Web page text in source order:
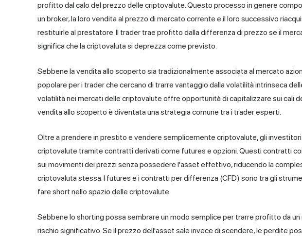
profitto dal calo del prezzo delle criptovalute. Questo processo in genere
un broker, la loro vendita al prezzo di mercato corrente e il loro successivo
restituirle al prestatore. Il trader trae profitto dalla differenza di prezzo se il
significa che la criptovaluta si deprezza come previsto.
Sebbene la vendita allo scoperto sia tradizionalmente associata al mercato
popolare per i trader che cercano di trarre vantaggio dalla volatilità intrinseca
volatilità nei mercati delle criptovalute offre opportunità di capitalizzare sui cali
vendita allo scoperto è diventata una strategia comune tra i trader esperti.
Oltre a prendere in prestito e vendere semplicemente criptovalute, gli
criptovalute tramite contratti derivati come futures e opzioni. Questi contratti
sui movimenti dei prezzi senza possedere l'asset effettivo, riducendo la
criptovaluta stessa. I futures e i contratti per differenza (CFD) sono tra gli
fare short nello spazio delle criptovalute.
Sebbene lo shorting possa sembrare un modo semplice per trarre profitto da
rischio significativo. Se il prezzo dell'asset sale invece di scendere, le perdite